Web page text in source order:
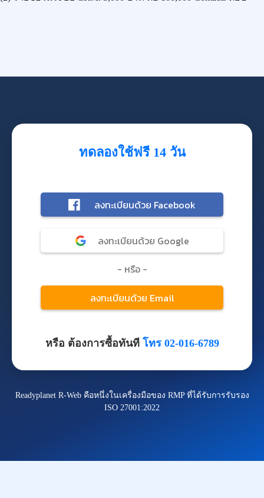
ทดลองใช้ฟรี 14 วัน
หรือ ต้องการซื้อทันที โทร 02-016-6789
Readyplanet R-Web คือหนึ่งในเครื่องมือของ RMP ที่ได้รับการรับรอง
ISO 27001:2022